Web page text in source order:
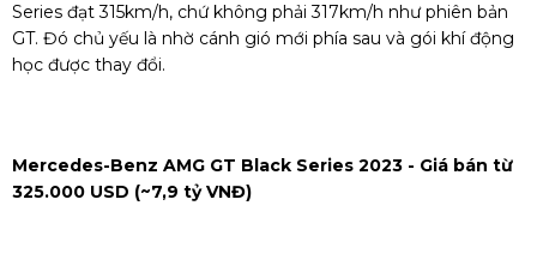
Series đạt 315km/h, chứ không phải 317km/h như phiên bản
GT. Đó chủ yếu là nhờ cánh gió mới phía sau và gói khí động
học được thay đổi.
Mercedes-Benz AMG GT Black Series 2023 - Giá bán từ
325.000 USD (~7,9 tỷ VNĐ)